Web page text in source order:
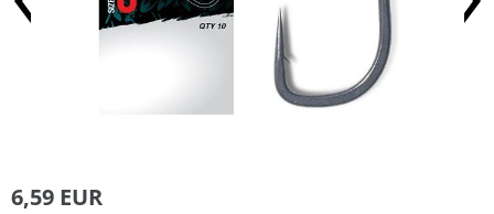
6,59 EUR